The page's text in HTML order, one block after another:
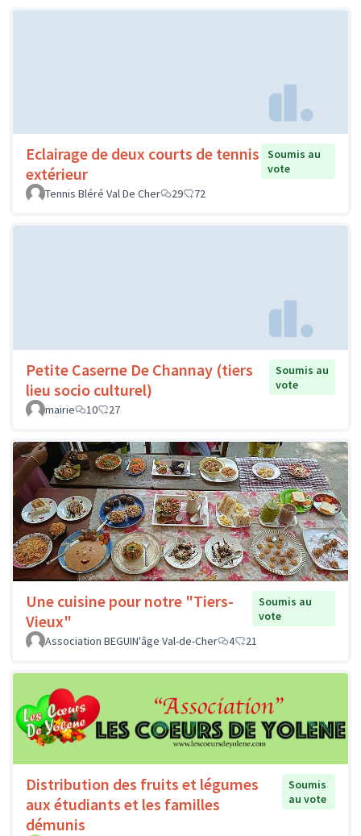
Eclairage de deux courts de tennis
extérieur
Soumis au
vote
Tennis Bléré Val De Cher
29 72
Petite Caserne De Channay (tiers
lieu socio culturel)
Soumis au
vote
mairie
10 27
Une cuisine pour notre "Tiers-
Vieux"
Soumis au
vote
Association BEGUIN'âge Val-de-Cher
4 21
Distribution des fruits et légumes
aux étudiants et les familles
démunis
Soumis
au vote